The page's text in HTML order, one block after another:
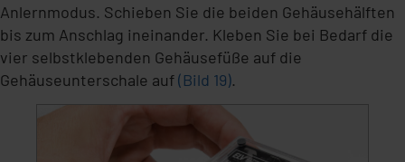
Anlernmodus. Schieben Sie die beiden Gehäusehälften
bis zum Anschlag ineinander. Kleben Sie bei Bedarf die
vier selbstklebenden Gehäusefüße auf die
Gehäuseunterschale auf(Bild 19).